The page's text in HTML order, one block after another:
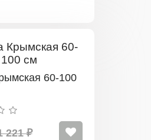
60-100
221 ₽